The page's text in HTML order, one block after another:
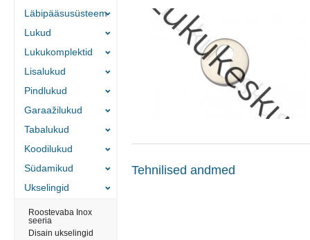
Tehnilised andmed
Läbipääsusüsteem
Lukud
Lukukomplektid
Lisalukud
Pindlukud
Garaažilukud
Tabalukud
Koodilukud
Südamikud
Ukselingid
Roostevaba Inox
seeria
Disain ukselingid